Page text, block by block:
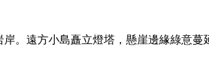
。遠方小島矗立燈塔，懸崖邊緣綠意蔓